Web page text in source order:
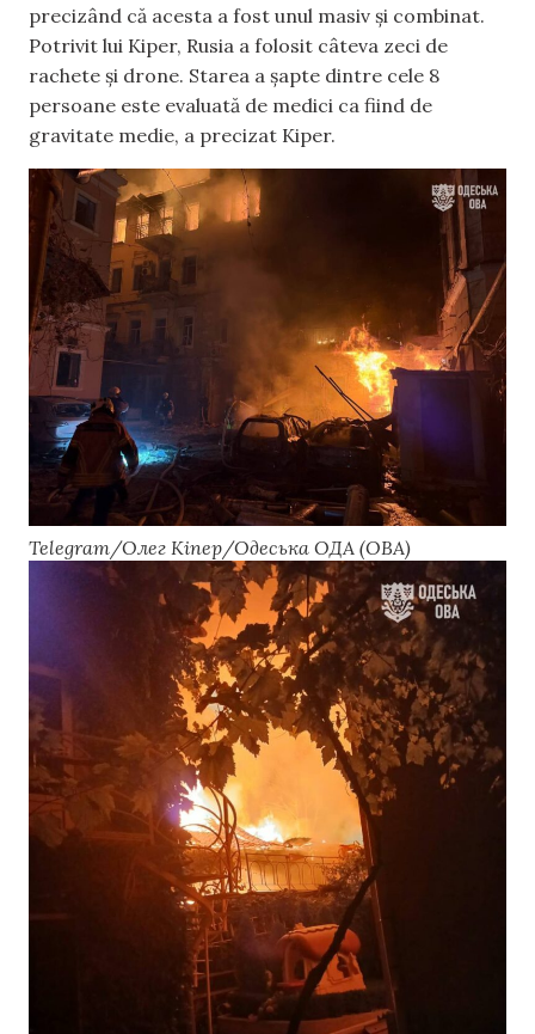
precizând că acesta a fost unul masiv și combinat.
Potrivit lui Kiper, Rusia a folosit câteva zeci de
rachete și drone. Starea a șapte dintre cele 8
persoane este evaluată de medici ca fiind de
gravitate medie, a precizat Kiper.
Telegram/Олег Кіпер/Одеська ОДА (ОВА)